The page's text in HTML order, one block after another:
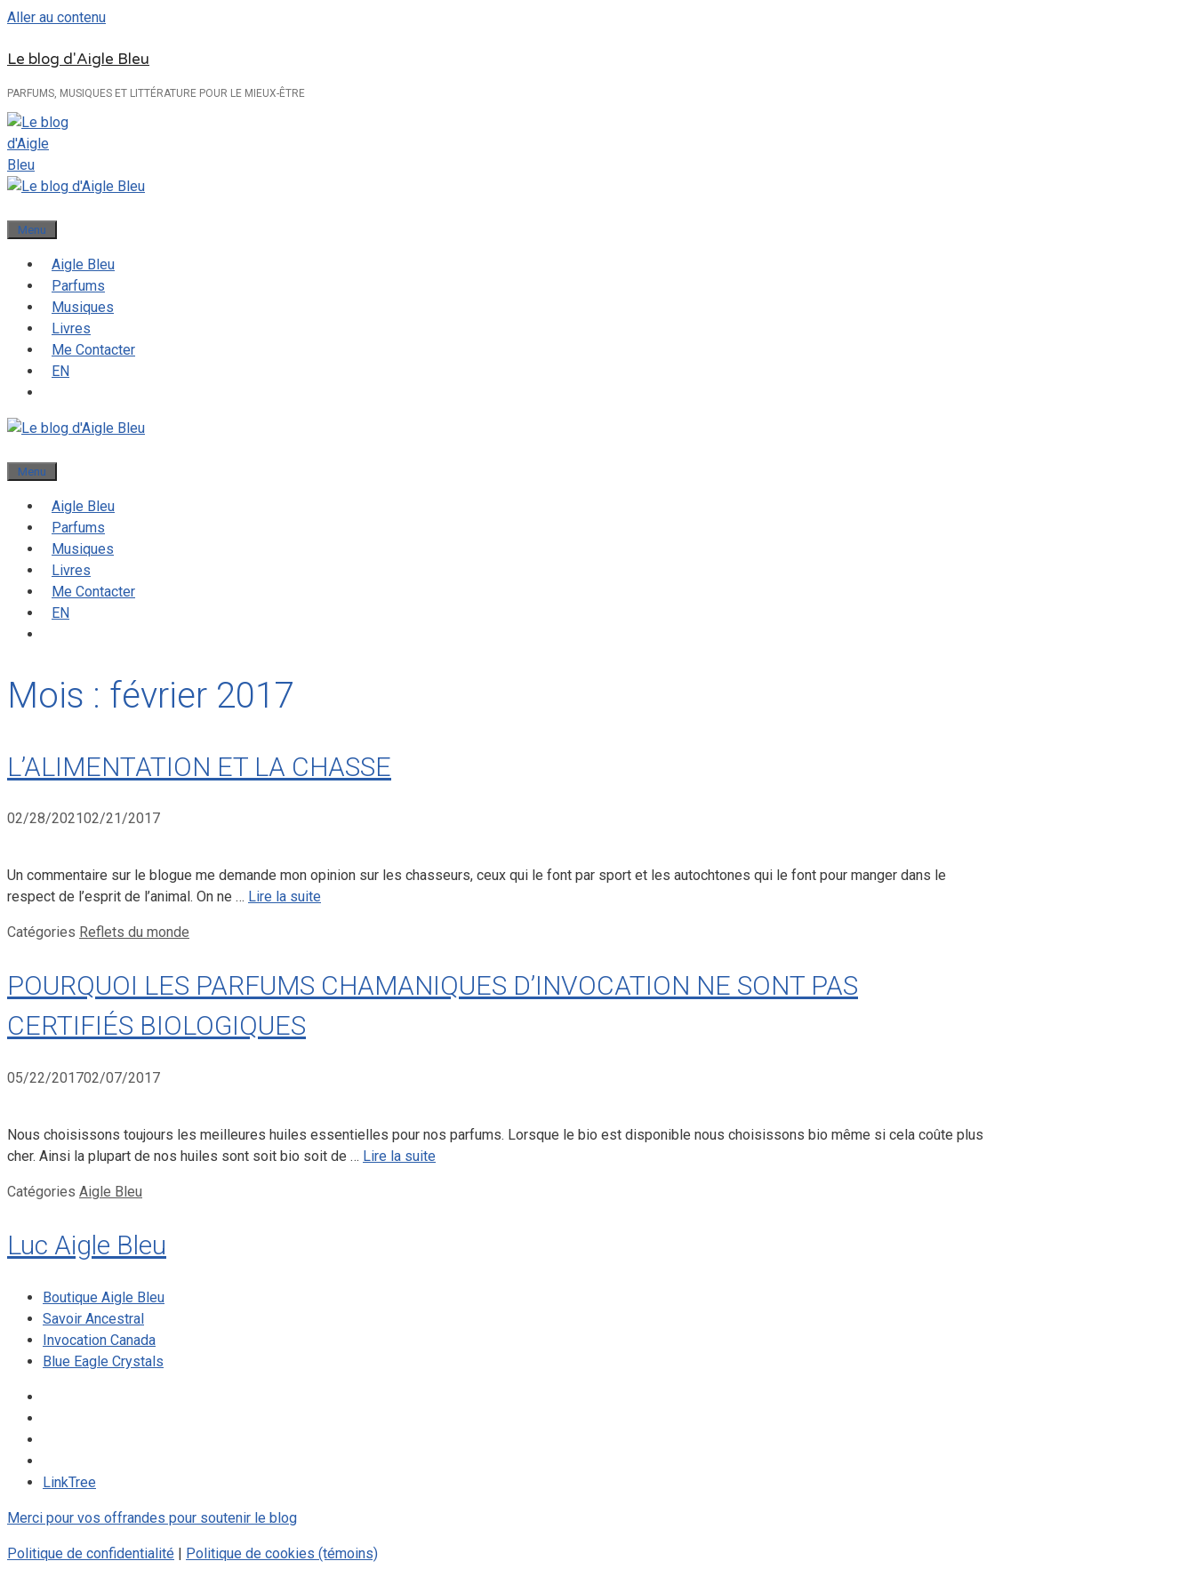
Aller au contenu
Le blog d'Aigle Bleu
PARFUMS, MUSIQUES ET LITTÉRATURE POUR LE MIEUX-ÊTRE
Menu
Aigle Bleu
Parfums
Musiques
Livres
Me Contacter
EN
Menu
Aigle Bleu
Parfums
Musiques
Livres
Me Contacter
EN
Mois : février 2017
L’ALIMENTATION ET LA CHASSE
02/28/202102/21/2017
Un commentaire sur le blogue me demande mon opinion sur les chasseurs, ceux qui le font par sport et les autochtones qui le font pour manger dans le
respect de l’esprit de l’animal. On ne … Lire la suite
Catégories Reflets du monde
POURQUOI LES PARFUMS CHAMANIQUES D’INVOCATION NE SONT PAS
CERTIFIÉS BIOLOGIQUES
05/22/201702/07/2017
Nous choisissons toujours les meilleures huiles essentielles pour nos parfums. Lorsque le bio est disponible nous choisissons bio même si cela coûte plus
cher. Ainsi la plupart de nos huiles sont soit bio soit de … Lire la suite
Catégories Aigle Bleu
Luc Aigle Bleu
Boutique Aigle Bleu
Savoir Ancestral
Invocation Canada
Blue Eagle Crystals
LinkTree
Merci pour vos offrandes pour soutenir le blog
Politique de confidentialité | Politique de cookies (témoins)